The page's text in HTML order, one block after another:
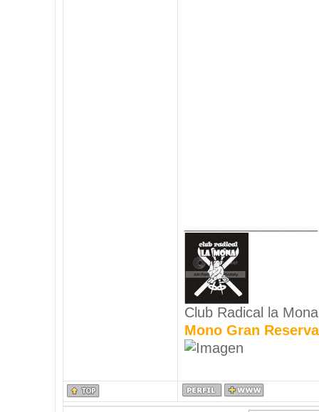
Club Radical la Mona
Mono Gran Reserva